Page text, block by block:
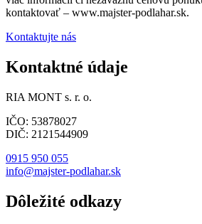
kontaktovať – www.majster-podlahar.sk.
Kontaktujte nás
Kontaktné údaje
RIA MONT s. r. o.
IČO: 53878027
DIČ: 2121544909
0915 950 055
info@majster-podlahar.sk
Dôležité odkazy